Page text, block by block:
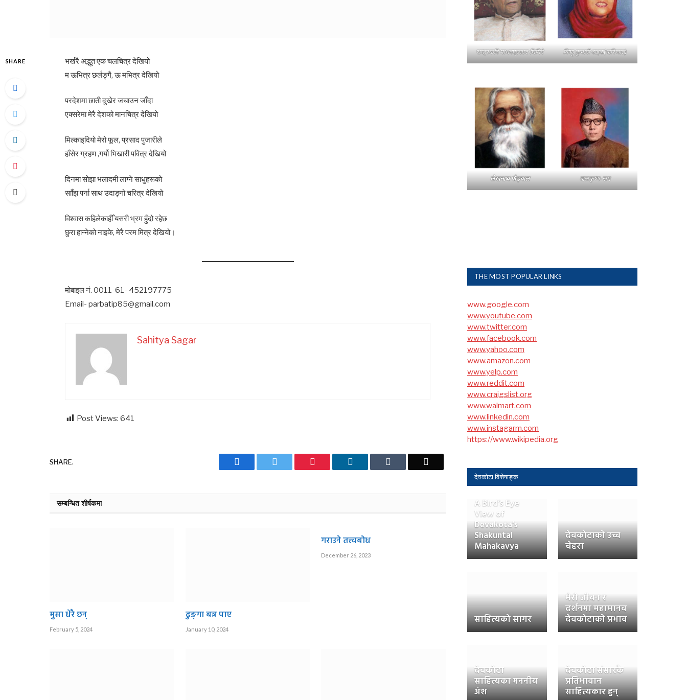
SHARE
भर्खरै अद्भूत एक चलचित्र देखियो
म ऊभित्र छर्लङ्गै, ऊ मभित्र देखियो
परदेशमा छाती दुखेर जचाउन जाँदा
एक्सरेमा मेरै देशको मानचित्र देखियो
मिल्काइदियो मेरो फूल, प्रसाद पुजारीले
हाँसेर ग्रहण ,गर्यो भिखारी पवित्र देखियो
दिनमा सोझा भलादमी लाग्ने साधुहरूको
सााँझ पर्ना साथ उदाङ्गो चरित्र देखियो
विश्वास कहिलेकाहीँ यसरी भ्रम हुँदो रहेछ
छुरा हान्नेको नाइके, मेरै परम मित्र देखियो।
मोबाइल नं. 0011-61- 452197775
Email- parbatip85@gmail.com
Sahitya Sagar
Post Views: 641
SHARE. Facebook LinkedIn
सम्बन्धित शीर्षकमा
मुसा धेरै छन्
February 5, 2024
ढुङ्गा बन्न पाए
January 10, 2024
गराउने तत्त्वबोध
December 26, 2023
राष्ट्रकवि माधवप्रसाद घिमिरे विष्णु कुमारी वाइबा(पारिजात)
लेखनाथ पौड्याल बालकृष्ण-सम
THE MOST POPULAR LINKS
www.google.com
www.youtube.com
www.twitter.com
www.facebook.com
www.yahoo.com
www.amazon.com
www.yelp.com
www.reddit.com
www.craigslist.org
www.walmart.com
www.linkedin.com
www.instagarm.com
https://www.wikipedia.org
देवकोटा विशेषाङ्क
A Bird’s Eye
View of
Devakota’s
Shakuntal
Mahakavya
देवकोटाको उच्च
चेहरा
साहित्यको सागर
मेरो जीवन र
दर्शनमा महामानव
देवकोटाको प्रभाव
देवकोटा
साहित्यका मननीय
अंश
देवकोटा संसारकै
प्रतिभावान
साहित्यकार हुन्